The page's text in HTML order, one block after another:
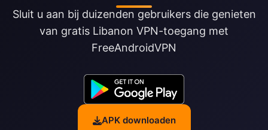
Sluit u aan bij duizenden gebruikers die genieten
van gratis Libanon VPN-toegang met
FreeAndroidVPN
APK downloaden